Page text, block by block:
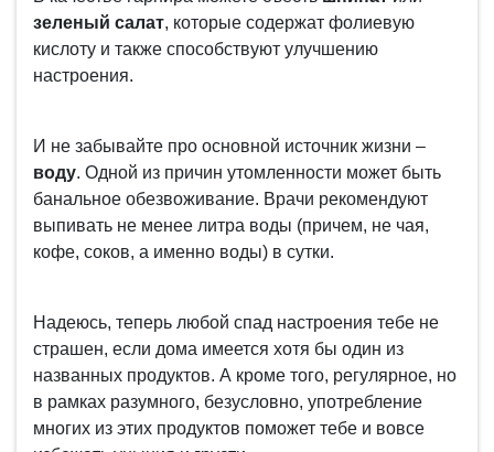
зеленый салат, которые содержат фолиевую
кислоту и также способствуют улучшению
настроения.
И не забывайте про основной источник жизни –
воду. Одной из причин утомленности может быть
банальное обезвоживание. Врачи рекомендуют
выпивать не менее литра воды (причем, не чая,
кофе, соков, а именно воды) в сутки.
Надеюсь, теперь любой спад настроения тебе не
страшен, если дома имеется хотя бы один из
названных продуктов. А кроме того, регулярное, но
в рамках разумного, безусловно, употребление
многих из этих продуктов поможет тебе и вовсе